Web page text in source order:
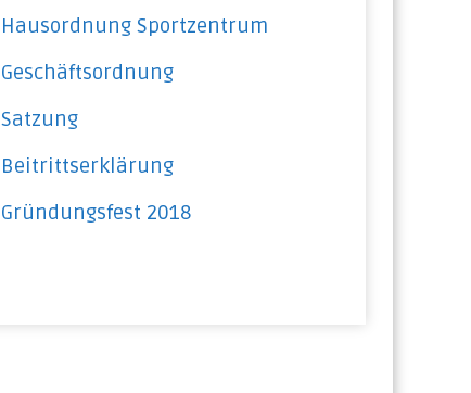
Hausordnung Sportzentrum
Geschäftsordnung
Satzung
Beitrittserklärung
Gründungsfest 2018